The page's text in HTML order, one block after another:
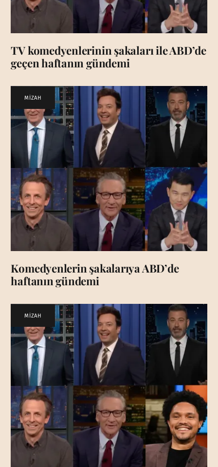
TV komedyenlerinin şakaları ile ABD’de
geçen haftanın gündemi
MİZAH
Komedyenlerin şakalarıya ABD’de
haftanın gündemi
MİZAH